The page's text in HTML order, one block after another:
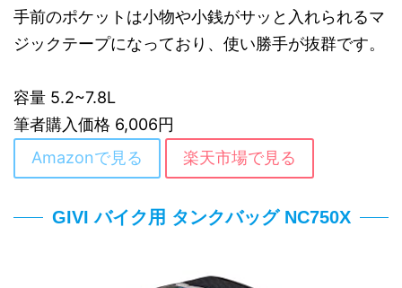
手前のポケットは小物や小銭がサッと入れられるマ
ジックテープになっており、使い勝手が抜群です。
容量 5.2~7.8L
筆者購入価格 6,006円
Amazonで見る
楽天市場で見る
GIVI バイク用 タンクバッグ NC750X